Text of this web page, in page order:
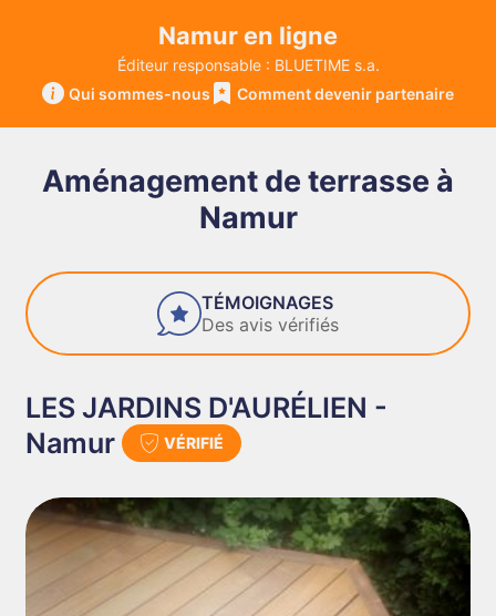
Namur en ligne
Éditeur responsable : BLUETIME s.a.
Qui sommes-nous
Comment devenir partenaire
Aménagement de terrasse à
Namur
FIABILITÉ
Des entreprises de confiance
LES JARDINS D'AURÉLIEN -
Namur
VÉRIFIÉ